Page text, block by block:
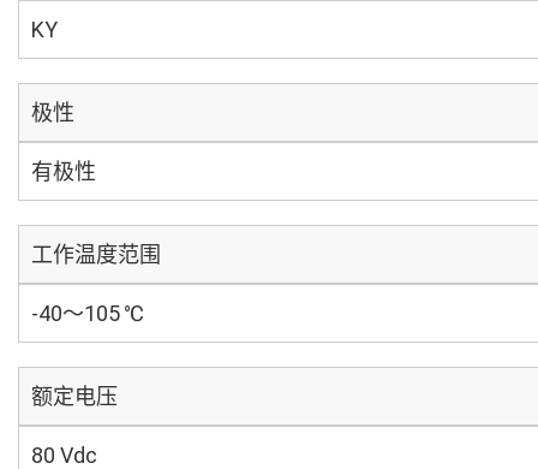
KY
极性
有极性
工作温度范围
-40～105 ℃
额定电压
80 Vdc